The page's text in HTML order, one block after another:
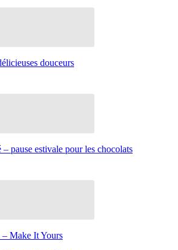
douceurs
– pause estivale pour les chocolats
– Make It Yours